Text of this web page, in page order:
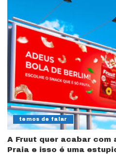
temos de falar
A Fruut quer acabar com
Praia e isso é uma